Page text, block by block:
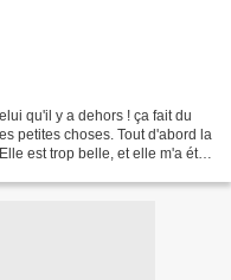
qu'il y a dehors ! ça fait du
petites choses. Tout d'abord la
est trop belle, et elle m'a été